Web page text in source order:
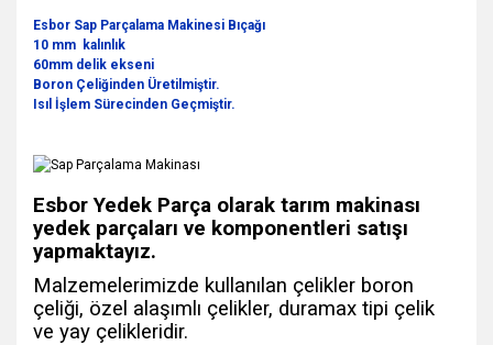
Esbor Sap Parçalama Makinesi Bıçağı
10 mm kalınlık
60mm delik ekseni
Boron Çeliğinden Üretilmiştir.
Isıl İşlem Sürecinden Geçmiştir.
Esbor Yedek Parça olarak tarım makinası
yedek parçaları ve komponentleri satışı
yapmaktayız.
Malzemelerimizde kullanılan çelikler boron
çeliği, özel alaşımlı çelikler, duramax tipi çelik
ve yay çelikleridir.